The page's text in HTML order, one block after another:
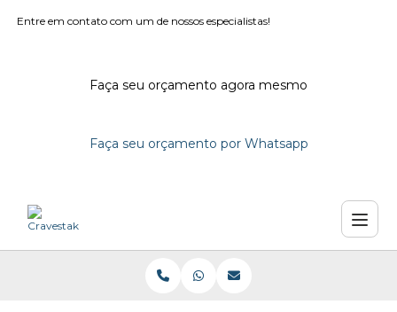
Entre em contato com um de nossos especialistas!
Faça seu orçamento agora mesmo
Faça seu orçamento por Whatsapp